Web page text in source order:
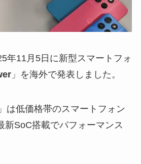
年11月5日に新型スマートフォ
」を海外で発表しました。
は低価格帯のスマートフォン
新SoC搭載でパフォーマンス